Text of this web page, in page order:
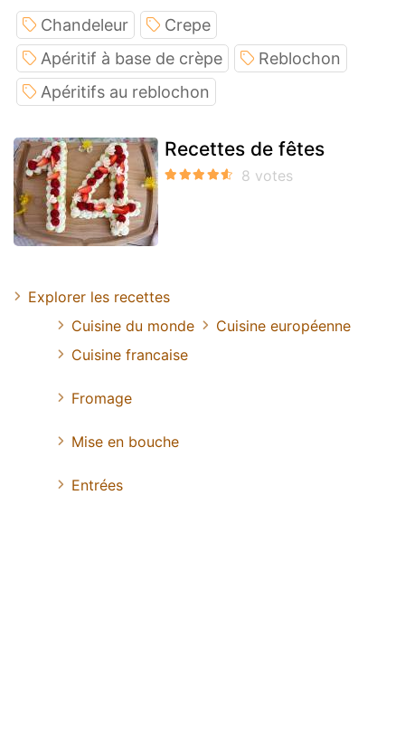
Chandeleur
Crepe
Apéritif à base de crèpe
Reblochon
Apéritifs au reblochon
Recettes de fêtes
Explorer les recettes
Cuisine du monde
Cuisine européenne
Cuisine francaise
Fromage
Mise en bouche
Entrées